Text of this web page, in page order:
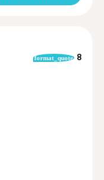
format_quote 8